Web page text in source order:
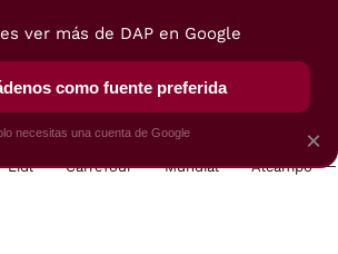
SELECCIÓN VEGUI
Lidl Carrefour Mundial Alcampo
×
ver más de DAP en Google
como fuente preferida
necesitas una cuenta de Google